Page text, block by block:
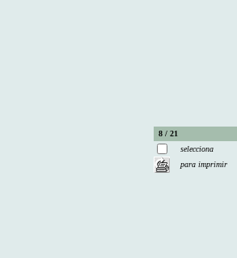
8 / 21
selecciona
para imprimir